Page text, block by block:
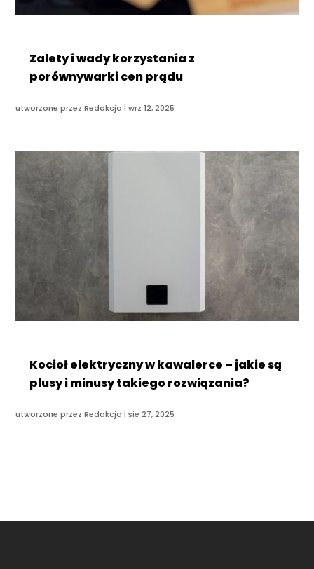
Zalety i wady korzystania z
porównywarki cen prądu
utworzone przezRedakcja |wrz 12, 2025
Kocioł elektryczny w kawalerce – jakie są
plusy i minusy takiego rozwiązania?
utworzone przezRedakcja |sie 27, 2025